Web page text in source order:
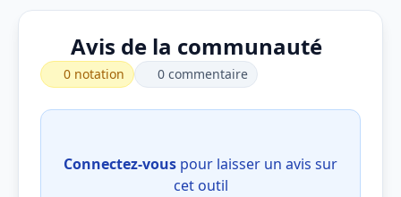
Avis de la communauté
0 notation 0 commentaire
Connectez-vous pour laisser un avis sur
cet outil